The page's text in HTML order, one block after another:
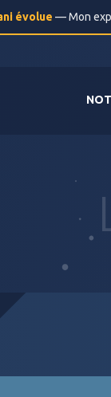
évolue — Mon